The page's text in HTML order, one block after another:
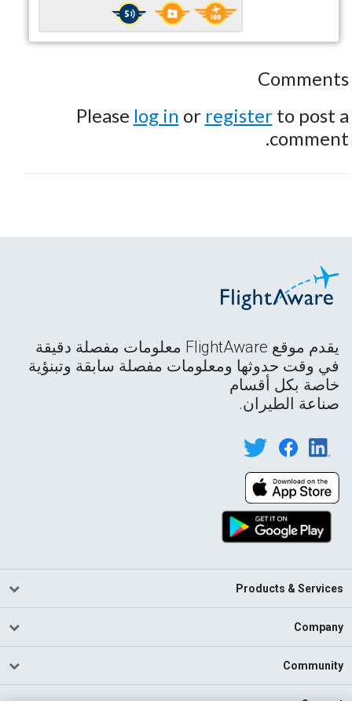
Comments
Please log in or registerto post a
comment.
يقدم موقع FlightAware معلومات مفصلة دقيقة
في وقت حدوثها ومعلومات مفصلة سابقة وتبنؤية
خاصة بكل أقسام
صناعة الطيران.
Products & Services
Company
Community